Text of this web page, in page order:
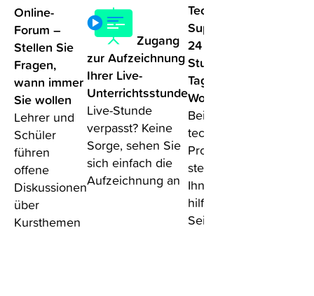
Online-
Forum –
Stellen Sie
Fragen,
wann immer
Sie wollen
Lehrer und
Schüler
führen
offene
Diskussionen
über
Kursthemen
Zugang
zur Aufzeichnung
Ihrer Live-
Unterrichtsstunde
Live-Stunde
verpasst? Keine
Sorge, sehen Sie
sich einfach die
Aufzeichnung an
Technischer
Support –
24
Stunden, 7
Tage die
Woche
Bei
technischen
Problemen
stehen wir
Ihnen
hilfreich zur
Seite